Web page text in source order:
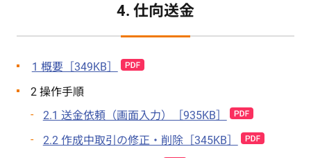
4. 仕向送金
1 概要［349KB］
2 操作手順
2.1 送金依頼（画面入力）［935KB］
2.2 作成中取引の修正・削除［345KB］